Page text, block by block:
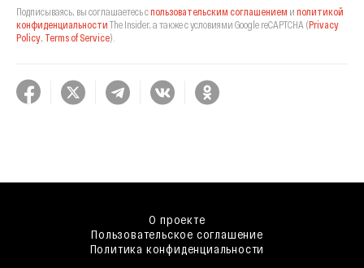
Подписываясь, вы соглашаетесь спользовательским соглашением и политикой
конфиденциальности The Insider, а также с условиями Google reCAPTCHA (Privacy
Policy Terms of Service).
О проекте
Пользовательское соглашение
Политика конфиденциальности